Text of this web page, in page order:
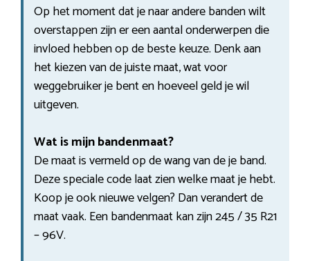
Op het moment dat je naar andere banden wilt
overstappen zijn er een aantal onderwerpen die
invloed hebben op de beste keuze. Denk aan
het kiezen van de juiste maat, wat voor
weggebruiker je bent en hoeveel geld je wil
uitgeven.
Wat is mijn bandenmaat?
De maat is vermeld op de wang van de je band.
Deze speciale code laat zien welke maat je hebt.
Koop je ook nieuwe velgen? Dan verandert de
maat vaak. Een bandenmaat kan zijn 245 / 35 R21
– 96V.